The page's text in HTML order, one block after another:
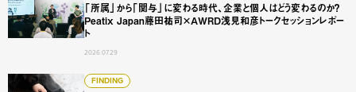
「所属」から「関与」に変わる時代、企業と個人はどう変わるのか？
Peatix Japan藤田祐司×AWRD浅見和彦トークセッションレポー
ト
2026.07.29
FINDING
都市の中で、靴を脱ぎ「獣」になる。 FabCafe Osaka『獣